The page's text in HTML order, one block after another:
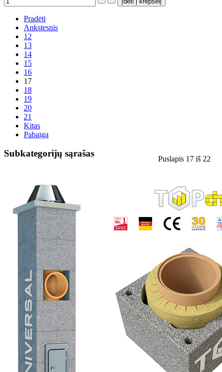
Pradėti
Ankstesnis
12
13
14
15
16
17
18
19
20
21
Kitas
Pabaiga
Puslapis 17 iš 22
Subkategorijų sąrašas